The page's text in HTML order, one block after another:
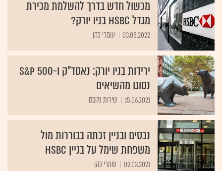
מכשול חדש בדרך להשלמת מכירת
מגדל HSBC בניו יורק?
03.05.2022 עומרי כהן
ירידות בניו יורק: נאסד"ק ו-S&P 500
נסוגו מהשיאים
15.06.2021 שירות גלובס
נכסים ובניין זכתה בבוררות מול
משפחת שימל על בניין HSBC
02.03.2021 עומרי כהן